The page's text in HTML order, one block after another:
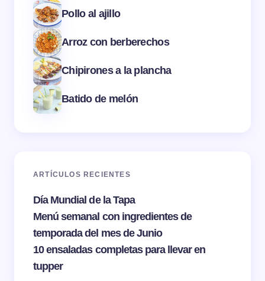
Pollo al ajillo
Arroz con berberechos
Chipirones a la plancha
Batido de melón
ARTÍCULOS RECIENTES
Día Mundial de la Tapa
Menú semanal con ingredientes de
temporada del mes de Junio
10 ensaladas completas para llevar en
tupper